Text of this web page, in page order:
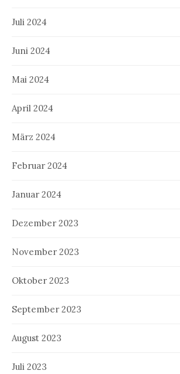
Juli 2024
Juni 2024
Mai 2024
April 2024
März 2024
Februar 2024
Januar 2024
Dezember 2023
November 2023
Oktober 2023
September 2023
August 2023
Juli 2023